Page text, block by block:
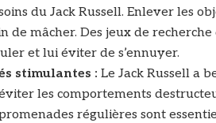
du Jack Russell. Enlever les
de mâcher. Des jeux de recherche
et lui éviter de s’ennuyer.
stimulantes : Le Jack Russell a
les comportements
régulières sont